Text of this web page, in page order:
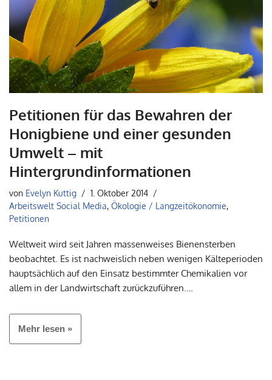
Petitionen für das Bewahren der
Honigbiene und einer gesunden
Umwelt – mit
Hintergrundinformationen
von Evelyn Kuttig
1. Oktober 2014
Arbeitswelt Social Media, Ökologie / Langzeitökonomie,
Petitionen
Weltweit wird seit Jahren massenweises Bienensterben
beobachtet. Es ist nachweislich neben wenigen Kälteperioden
hauptsächlich auf den Einsatz bestimmter Chemikalien vor
allem in der Landwirtschaft zurückzuführen.…
Mehr lesen »